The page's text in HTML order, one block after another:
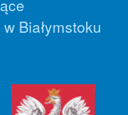
Białymstoku